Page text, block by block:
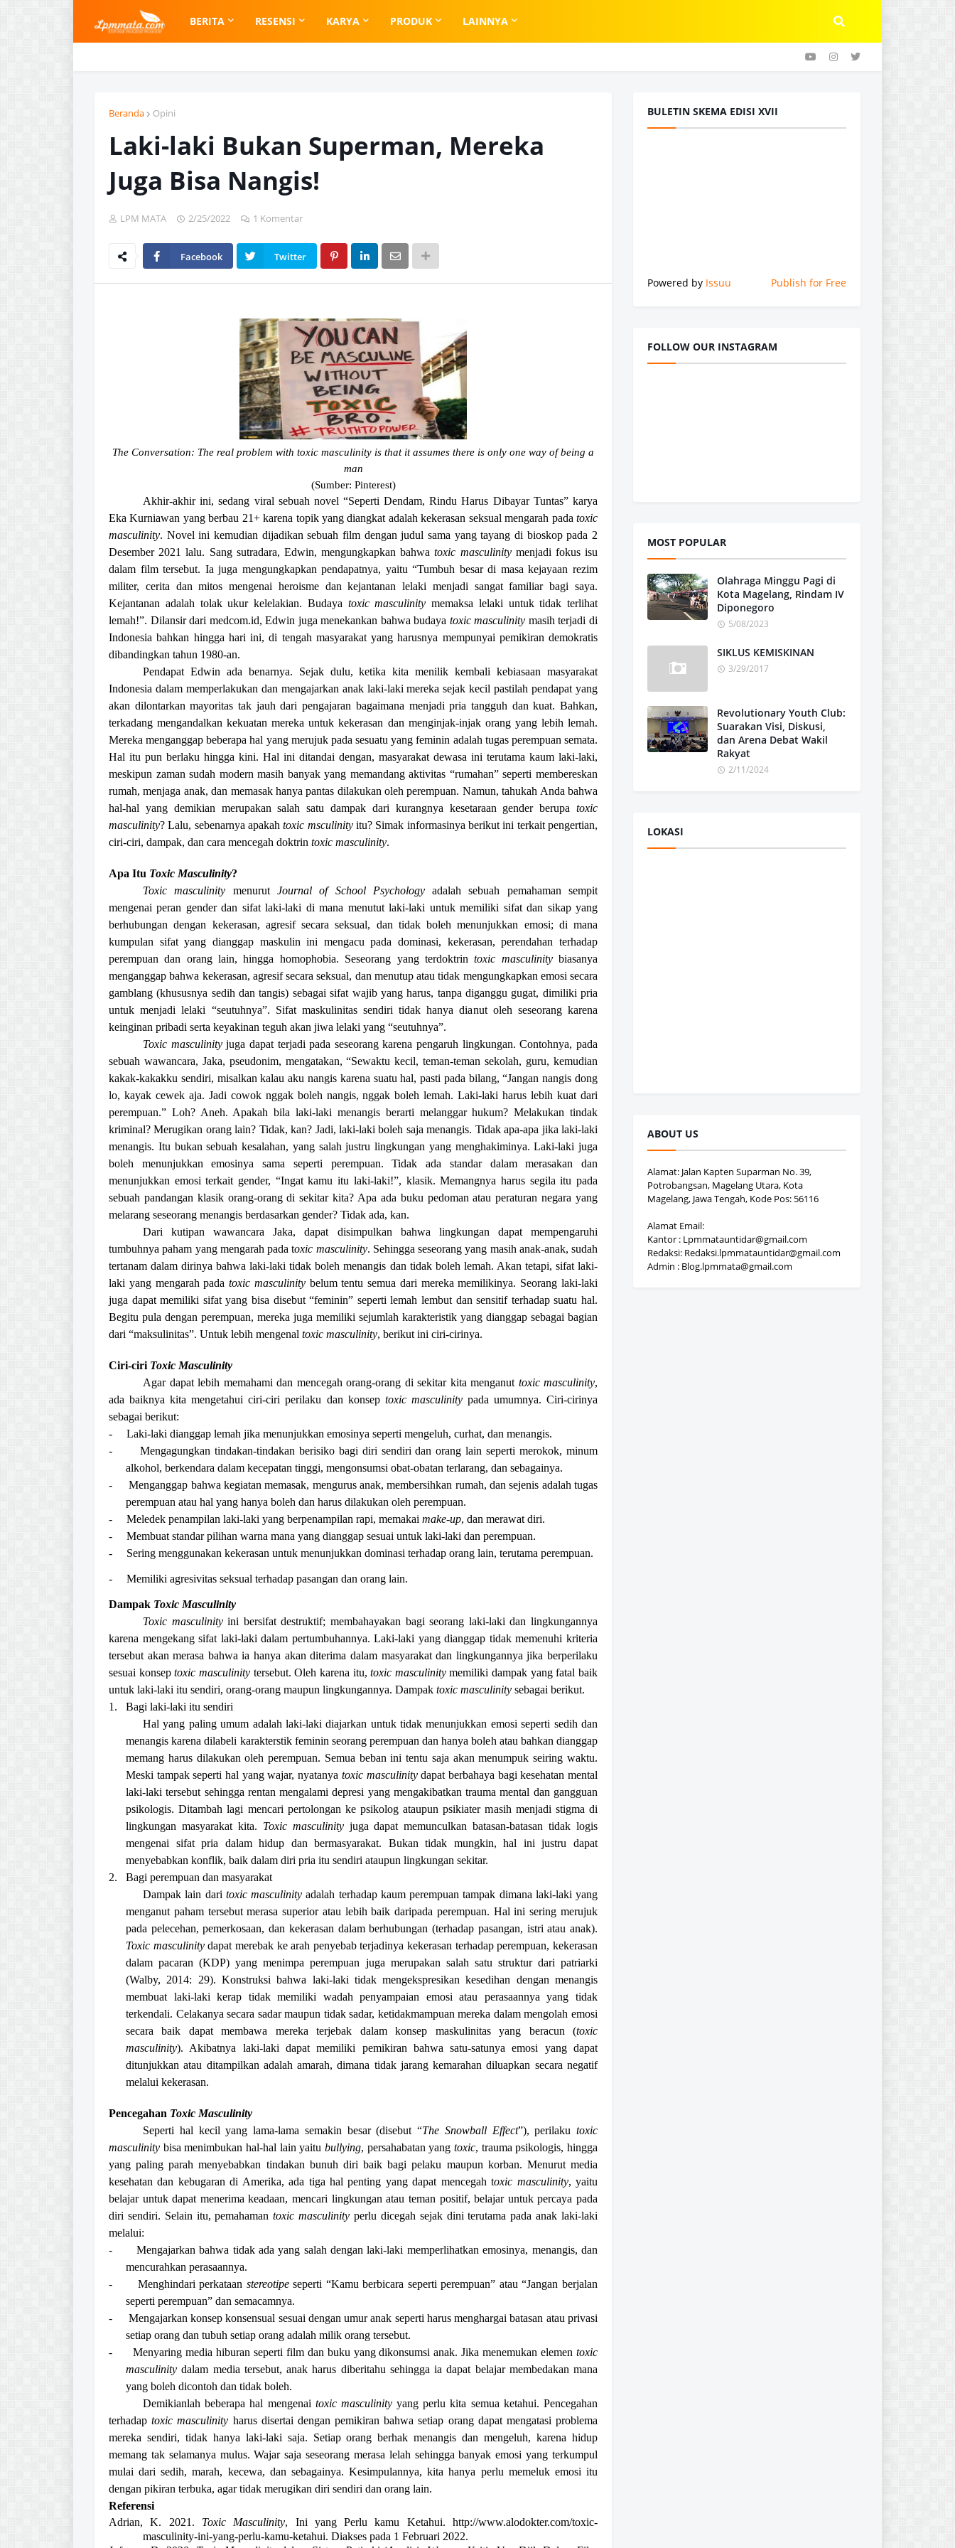
BERITA RESENSI KARYA PRODUK LAINNYA
Beranda Opini
Laki-laki Bukan Superman, Mereka
Juga Bisa Nangis!
LPM MATA 2/25/2022 1 Komentar
Facebook Twitter
The Conversation: The real problem with toxic masculinity is that it assumes there is only one way of being a
man
(Sumber: Pinterest)
Akhir-akhir ini, sedang viral sebuah novel “Seperti Dendam, Rindu Harus Dibayar Tuntas” karya
Eka Kurniawan yang berbau 21+ karena topik yang diangkat adalah kekerasan seksual mengarah pada toxic
masculinity. Novel ini kemudian dijadikan sebuah film dengan judul sama yang tayang di bioskop pada 2
Desember 2021 lalu. Sang sutradara, Edwin, mengungkapkan bahwatoxic masculinitymenjadi fokus isu
dalam film tersebut. Ia juga mengungkapkan pendapatnya, yaitu “Tumbuh besar di masa kejayaan rezim
militer, cerita dan mitos mengenai heroisme dan kejantanan lelaki menjadi sangat familiar bagi saya.
Kejantanan adalah tolak ukur kelelakian. Budaya toxic masculinity memaksa lelaki untuk tidak terlihat
lemah!”. Dilansir dari medcom.id, Edwin juga menekankan bahwa budaya toxic masculinity masih terjadi di
Indonesia bahkan hingga hari ini, di tengah masyarakat yang harusnya mempunyai pemikiran demokratis
dibandingkan tahun 1980-an.
Pendapat Edwin ada benarnya. Sejak dulu, ketika kita menilik kembali kebiasaan masyarakat
Indonesia dalam memperlakukan dan mengajarkan anak laki-laki mereka sejak kecil pastilah pendapat yang
akan dilontarkan mayoritas tak jauh dari pengajaran bagaimana menjadi pria tangguh dan kuat. Bahkan,
terkadang mengandalkan kekuatan mereka untuk kekerasan dan menginjak-injak orang yang lebih lemah.
Mereka menganggap beberapa hal yang merujuk pada sesuatu yang feminin adalah tugas perempuan semata.
Hal itu pun berlaku hingga kini. Hal ini ditandai dengan, masyarakat dewasa ini terutama kaum laki-laki,
meskipun zaman sudah modern masih banyak yang memandang aktivitas “rumahan” seperti membereskan
rumah, menjaga anak, dan memasak hanya pantas dilakukan oleh perempuan. Namun, tahukah Anda bahwa
hal-hal yang demikian merupakan salah satu dampak dari kurangnya kesetaraan gender berupa toxic
masculinity? Lalu, sebenarnya apakahtoxic msculinityitu? Simak informasinya berikut ini terkait pengertian,
ciri-ciri, dampak, dan cara mencegah doktrin toxic masculinity.
Apa Itu Toxic Masculinity?
Toxic masculinity menurut Journal of School Psychologyadalah sebuah pemahaman sempit
mengenai peran gender dan sifat laki-laki di mana menutut laki-laki untuk memiliki sifat dan sikap yang
berhubungan dengan kekerasan, agresif secara seksual, dan tidak boleh menunjukkan emosi; di mana
kumpulan sifat yang dianggap maskulin ini mengacu pada dominasi, kekerasan, perendahan terhadap
perempuan dan orang lain, hingga homophobia. Seseorang yang terdoktrintoxic masculinitybiasanya
menganggap bahwa kekerasan, agresif secara seksual, dan menutup atau tidak mengungkapkan emosi secara
gamblang (khususnya sedih dan tangis) sebagai sifat wajib yang harus, tanpa diganggu gugat, dimiliki pria
untuk menjadi lelaki “seutuhnya”. Sifat maskulinitas sendiri tidak hanya dianut oleh seseorang karena
keinginan pribadi serta keyakinan teguh akan jiwa lelaki yang “seutuhnya”.
Toxic masculinityjuga dapat terjadi pada seseorang karena pengaruh lingkungan. Contohnya, pada
sebuah wawancara, Jaka, pseudonim, mengatakan, “Sewaktu kecil, teman-teman sekolah, guru, kemudian
kakak-kakakku sendiri, misalkan kalau aku nangis karena suatu hal, pasti pada bilang, “Jangan nangis dong
lo, kayak cewek aja. Jadi cowok nggak boleh nangis, nggak boleh lemah. Laki-laki harus lebih kuat dari
perempuan.” Loh? Aneh. Apakah bila laki-laki menangis berarti melanggar hukum? Melakukan tindak
kriminal? Merugikan orang lain? Tidak, kan? Jadi, laki-laki boleh saja menangis. Tidak apa-apa jika laki-laki
menangis. Itu bukan sebuah kesalahan, yang salah justru lingkungan yang menghakiminya. Laki-laki juga
boleh menunjukkan emosinya sama seperti perempuan. Tidak ada standar dalam merasakan dan
menunjukkan emosi terkait gender, “Ingat kamu itu laki-laki!”, klasik. Memangnya harus segila itu pada
sebuah pandangan klasik orang-orang di sekitar kita? Apa ada buku pedoman atau peraturan negara yang
melarang seseorang menangis berdasarkan gender? Tidak ada, kan.
Dari kutipan wawancara Jaka, dapat disimpulkan bahwa lingkungan dapat mempengaruhi
tumbuhnya paham yang mengarah pada toxic masculinity. Sehingga seseorang yang masih anak-anak, sudah
tertanam dalam dirinya bahwa laki-laki tidak boleh menangis dan tidak boleh lemah. Akan tetapi, sifat laki-
laki yang mengarah padatoxic masculinitybelum tentu semua dari mereka memilikinya. Seorang laki-laki
juga dapat memiliki sifat yang bisa disebut “feminin” seperti lemah lembut dan sensitif terhadap suatu hal.
Begitu pula dengan perempuan, mereka juga memiliki sejumlah karakteristik yang dianggap sebagai bagian
dari “maksulinitas”. Untuk lebih mengenal toxic masculinity, berikut ini ciri-cirinya.
Ciri-ciri Toxic Masculinity
Agar dapat lebih memahami dan mencegah orang-orang di sekitar kita menganut toxic masculinity,
ada baiknya kita mengetahui ciri-ciri perilaku dan konsep toxic masculinity pada umumnya. Ciri-cirinya
sebagai berikut:
-
Laki-laki dianggap lemah jika menunjukkan emosinya seperti mengeluh, curhat, dan menangis.
-
Mengagungkan tindakan-tindakan berisiko bagi diri sendiri dan orang lain seperti merokok, minum
alkohol, berkendara dalam kecepatan tinggi, mengonsumsi obat-obatan terlarang, dan sebagainya.
-
Menganggap bahwa kegiatan memasak, mengurus anak, membersihkan rumah, dan sejenis adalah tugas
perempuan atau hal yang hanya boleh dan harus dilakukan oleh perempuan.
-
Meledek penampilan laki-laki yang berpenampilan rapi, memakai make-up, dan merawat diri.
-
Membuat standar pilihan warna mana yang dianggap sesuai untuk laki-laki dan perempuan.
-
Sering menggunakan kekerasan untuk menunjukkan dominasi terhadap orang lain, terutama perempuan.
- Memiliki agresivitas seksual terhadap pasangan dan orang lain.
Dampak Toxic Masculinity
Toxic masculinityini bersifat destruktif; membahayakan bagi seorang laki-laki dan lingkungannya
karena mengekang sifat laki-laki dalam pertumbuhannya. Laki-laki yang dianggap tidak memenuhi kriteria
tersebut akan merasa bahwa ia hanya akan diterima dalam masyarakat dan lingkungannya jika berperilaku
sesuai konseptoxic masculinity tersebut. Oleh karena itu,toxic masculinitymemiliki dampak yang fatal baik
untuk laki-laki itu sendiri, orang-orang maupun lingkungannya. Dampak toxic masculinity sebagai berikut.
1.
Bagi laki-laki itu sendiri
Hal yang paling umum adalah laki-laki diajarkan untuk tidak menunjukkan emosi seperti sedih dan
menangis karena dilabeli karakterstik feminin seorang perempuan dan hanya boleh atau bahkan dianggap
memang harus dilakukan oleh perempuan. Semua beban ini tentu saja akan menumpuk seiring waktu.
Meski tampak seperti hal yang wajar, nyatanya toxic masculinitydapat berbahaya bagi kesehatan mental
laki-laki tersebut sehingga rentan mengalami depresi yang mengakibatkan trauma mental dan gangguan
psikologis. Ditambah lagi mencari pertolongan ke psikolog ataupun psikiater masih menjadi stigma di
lingkungan masyarakat kita. Toxic masculinityjuga dapat memunculkan batasan-batasan tidak logis
mengenai sifat pria dalam hidup dan bermasyarakat. Bukan tidak mungkin, hal ini justru dapat
menyebabkan konflik, baik dalam diri pria itu sendiri ataupun lingkungan sekitar.
2.
Bagi perempuan dan masyarakat
Dampak lain dari toxic masculinity adalah terhadap kaum perempuan tampak dimana laki-laki yang
menganut paham tersebut merasa superior atau lebih baik daripada perempuan. Hal ini sering merujuk
pada pelecehan, pemerkosaan, dan kekerasan dalam berhubungan (terhadap pasangan, istri atau anak).
Toxic masculinitydapat merebak ke arah penyebab terjadinya kekerasan terhadap perempuan, kekerasan
dalam pacaran (KDP) yang menimpa perempuan juga merupakan salah satu struktur dari patriarki
(Walby, 2014: 29). Konstruksi bahwa laki-laki tidak mengekspresikan kesedihan dengan menangis
membuat laki-laki kerap tidak memiliki wadah penyampaian emosi atau perasaannya yang tidak
terkendali. Celakanya secara sadar maupun tidak sadar, ketidakmampuan mereka dalam mengolah emosi
secara baik dapat membawa mereka terjebak dalam konsep maskulinitas yang beracun (toxic
masculinity). Akibatnya laki-laki dapat memiliki pemikiran bahwa satu-satunya emosi yang dapat
ditunjukkan atau ditampilkan adalah amarah, dimana tidak jarang kemarahan diluapkan secara negatif
melalui kekerasan.
Pencegahan Toxic Masculinity
Seperti hal kecil yang lama-lama semakin besar (disebut “The Snowball Effect”), perilaku toxic
masculinity bisa menimbukan hal-hal lain yaitu bullying, persahabatan yang toxic, trauma psikologis, hingga
yang paling parah menyebabkan tindakan bunuh diri baik bagi pelaku maupun korban. Menurut media
kesehatan dan kebugaran di Amerika, ada tiga hal penting yang dapat mencegah toxic masculinity, yaitu
belajar untuk dapat menerima keadaan, mencari lingkungan atau teman positif, belajar untuk percaya pada
diri sendiri. Selain itu, pemahamantoxic masculinity perlu dicegah sejak dini terutama pada anak laki-laki
melalui:
-
Mengajarkan bahwa tidak ada yang salah dengan laki-laki memperlihatkan emosinya, menangis, dan
mencurahkan perasaannya.
-
Menghindari perkataan stereotipeseperti “Kamu berbicara seperti perempuan” atau “Jangan berjalan
seperti perempuan” dan semacamnya.
-
Mengajarkan konsep konsensual sesuai dengan umur anak seperti harus menghargai batasan atau privasi
setiap orang dan tubuh setiap orang adalah milik orang tersebut.
-
Menyaring media hiburan seperti film dan buku yang dikonsumsi anak. Jika menemukan elementoxic
masculinity dalam media tersebut, anak harus diberitahu sehingga ia dapat belajar membedakan mana
yang boleh dicontoh dan tidak boleh.
Demikianlah beberapa hal mengenai toxic masculinityyang perlu kita semua ketahui. Pencegahan
terhadaptoxic masculinity harus disertai dengan pemikiran bahwa setiap orang dapat mengatasi problema
mereka sendiri, tidak hanya laki-laki saja. Setiap orang berhak menangis dan mengeluh, karena hidup
memang tak selamanya mulus. Wajar saja seseorang merasa lelah sehingga banyak emosi yang terkumpul
mulai dari sedih, marah, kecewa, dan sebagainya. Kesimpulannya, kita hanya perlu memeluk emosi itu
dengan pikiran terbuka, agar tidak merugikan diri sendiri dan orang lain.
Referensi
Adrian, K. 2021. Toxic Masculinity, Ini yang Perlu kamu Ketahui. http://www.alodokter.com/toxic-
masculinity-ini-yang-perlu-kamu-ketahui. Diakses pada 1 Februari 2022.
BULETIN SKEMA EDISI XVII
Powered by Issuu Publish for Free
FOLLOW OUR INSTAGRAM
MOST POPULAR
Olahraga Minggu Pagi di
Kota Magelang, Rindam IV
Diponegoro
5/08/2023
SIKLUS KEMISKINAN
3/29/2017
Revolutionary Youth Club:
Suarakan Visi, Diskusi,
dan Arena Debat Wakil
Rakyat
2/11/2024
LOKASI
ABOUT US
Alamat: Jalan Kapten Suparman No. 39,
Potrobangsan, Magelang Utara, Kota
Magelang, Jawa Tengah, Kode Pos: 56116
Alamat Email:
Kantor : Lpmmatauntidar@gmail.com
Redaksi: Redaksi.lpmmatauntidar@gmail.com
Admin : Blog.lpmmata@gmail.com